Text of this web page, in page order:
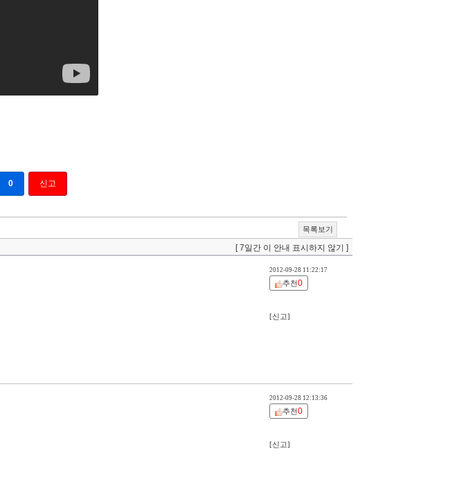
0 신고
목록보기
[ 7일간 이 안내 표시하지 않기 ]
2012-09-28 11:22:17
추천0
[신고]
2012-09-28 12:13:36
추천0
[신고]